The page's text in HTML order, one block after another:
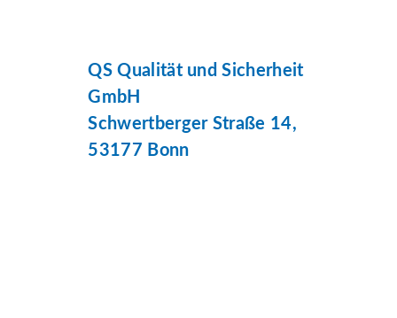
QS Qualität und Sicherheit
GmbH
Schwertberger Straße 14,
53177 Bonn